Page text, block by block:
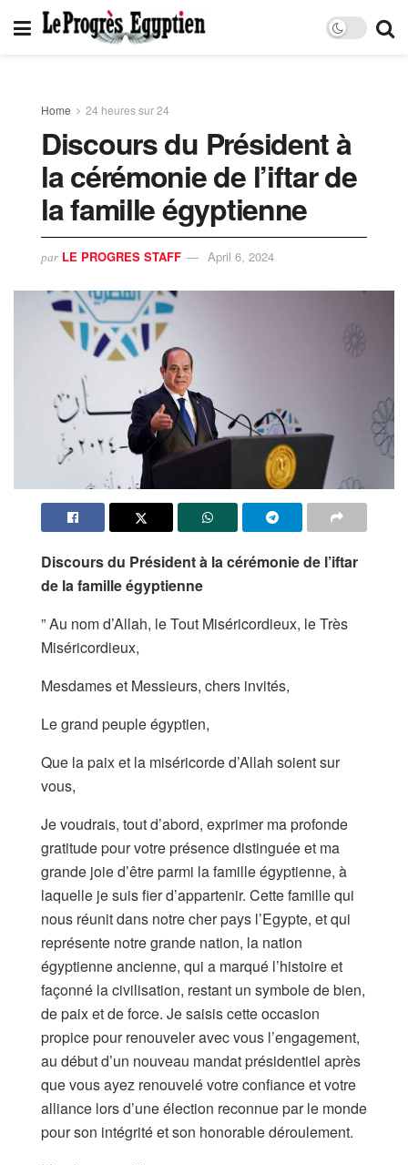
Home 24 heures sur 24
Discours du Président à
la cérémonie de l’iftar de
la famille égyptienne
par LE PROGRES STAFF April 6, 2024
Discours du Président à la cérémonie de l’iftar
de la famille égyptienne
” Au nom d’Allah, le Tout Miséricordieux, le Très
Miséricordieux,
Mesdames et Messieurs, chers invités,
Le grand peuple égyptien,
Que la paix et la miséricorde d’Allah soient sur
vous,
Je voudrais, tout d’abord, exprimer ma profonde
gratitude pour votre présence distinguée et ma
grande joie d’être parmi la famille égyptienne, à
laquelle je suis fier d’appartenir. Cette famille qui
nous réunit dans notre cher pays l’Egypte, et qui
représente notre grande nation, la nation
égyptienne ancienne, qui a marqué l’histoire et
façonné la civilisation, restant un symbole de bien,
de paix et de force. Je saisis cette occasion
propice pour renouveler avec vous l’engagement,
au début d’un nouveau mandat présidentiel après
que vous ayez renouvelé votre confiance et votre
alliance lors d’une élection reconnue par le monde
pour son intégrité et son honorable déroulement.